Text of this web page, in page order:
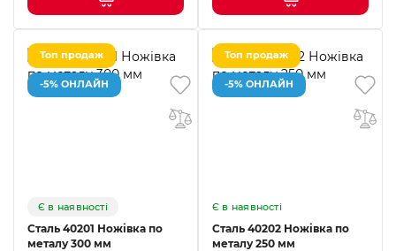
Топ продаж
-5% ОНЛАЙН
Є в наявності
Сталь 40201 Ножівка по
металу 300 мм
Топ продаж
-5% ОНЛАЙН
Є в наявності
Сталь 40202 Ножівка по
металу 250 мм